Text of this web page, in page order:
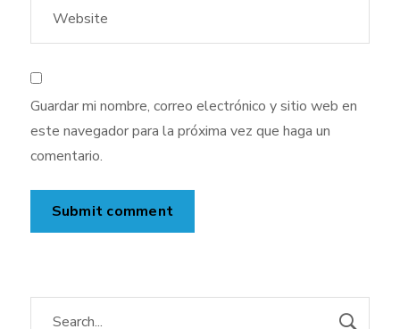
Guardar mi nombre, correo electrónico y sitio web en
este navegador para la próxima vez que haga un
comentario.